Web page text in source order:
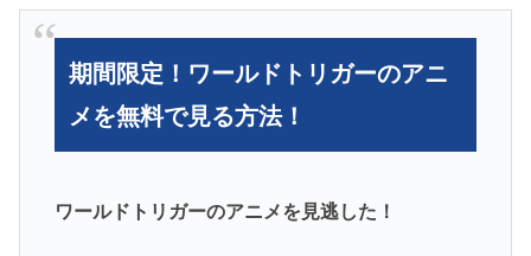
期間限定！ワールドトリガーのアニ
メを無料で見る方法！
ワールドトリガーのアニメを見逃した！